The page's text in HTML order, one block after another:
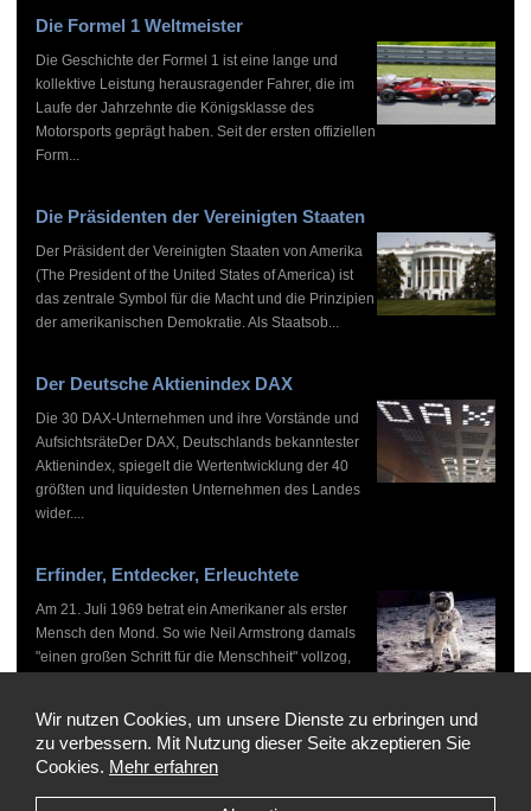
Die Formel 1 Weltmeister
Die Geschichte der Formel 1 ist eine lange und
kollektive Leistung herausragender Fahrer, die im
Laufe der Jahrzehnte die Königsklasse des
Motorsports geprägt haben. Seit der ersten offiziellen
Form...
Die Präsidenten der Vereinigten Staaten
Der Präsident der Vereinigten Staaten von Amerika
(The President of the United States of America) ist
das zentrale Symbol für die Macht und die Prinzipien
der amerikanischen Demokratie. Als Staatsob...
Der Deutsche Aktienindex DAX
Die 30 DAX-Unternehmen und ihre Vorstände und
AufsichtsräteDer DAX, Deutschlands bekanntester
Aktienindex, spiegelt die Wertentwicklung der 40
größten und liquidesten Unternehmen des Landes
wider....
Erfinder, Entdecker, Erleuchtete
Am 21. Juli 1969 betrat ein Amerikaner als erster
Mensch den Mond. So wie Neil Armstrong damals
"einen großen Schritt für die Menschheit" vollzog,
Wir nutzen Cookies, um unsere Dienste zu erbringen und
zu verbessern. Mit Nutzung dieser Seite akzeptieren Sie
Cookies. Mehr erfahren